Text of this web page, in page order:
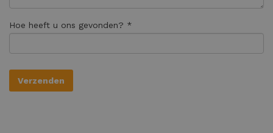
Hoe heeft u ons gevonden? *